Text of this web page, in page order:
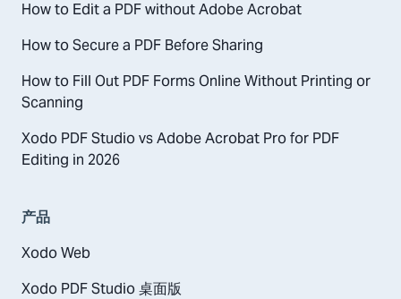
How to Edit a PDF without Adobe Acrobat
How to Secure a PDF Before Sharing
How to Fill Out PDF Forms Online Without Printing or
Scanning
Xodo PDF Studio vs Adobe Acrobat Pro for PDF
Editing in 2026
产品
Xodo Web
Xodo PDF Studio 桌面版